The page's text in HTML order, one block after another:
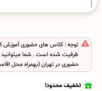
توجه : کلاس های حضوری آموزش
ظرفیت شده است . شما میتوانید
حضوری در تهران (بهمراه محل
تخفیف محدود!